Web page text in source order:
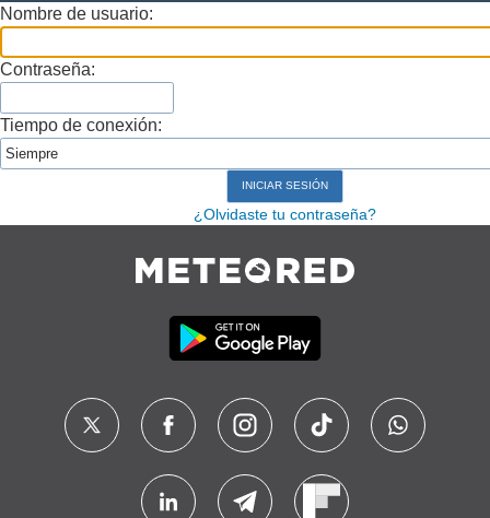
Nombre de usuario:
Contraseña:
Tiempo de conexión:
¿Olvidaste tu contraseña?